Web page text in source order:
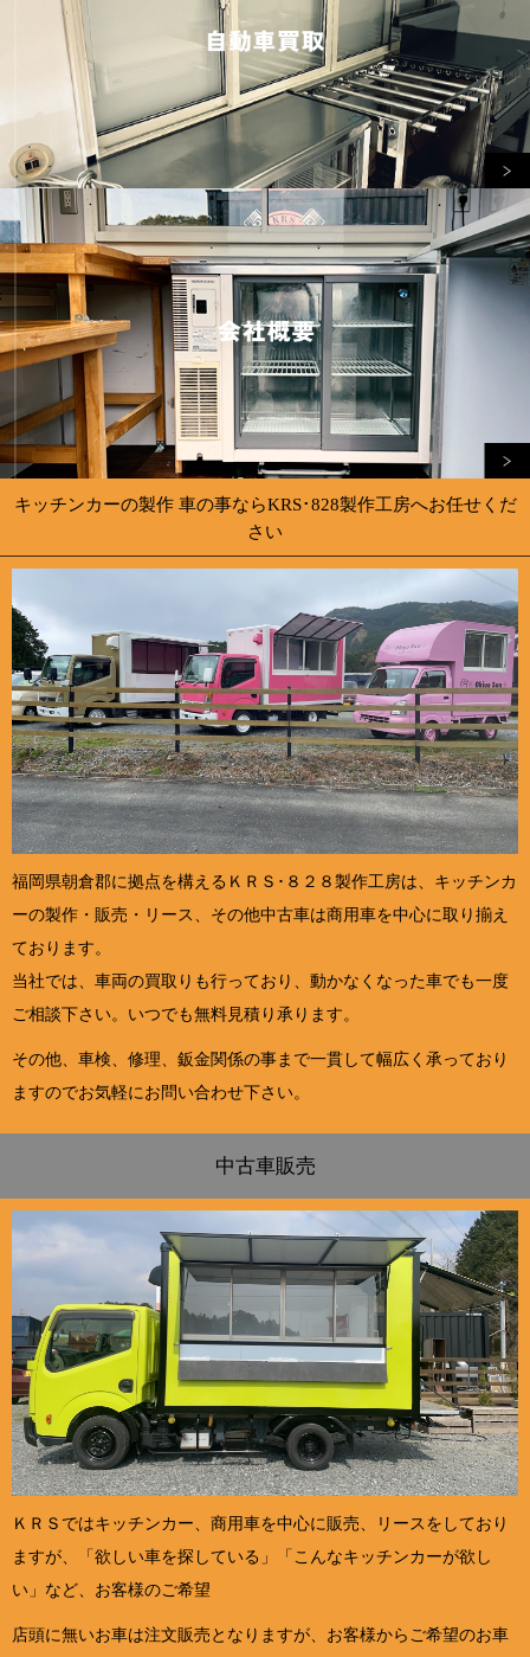
キッチンカーの製作 車の事ならKRS･828製作工房へお任せくだ
さい
福岡県朝倉郡に拠点を構えるＫＲＳ･８２８製作工房は、キッチンカ
ーの製作・販売・リース、その他中古車は商用車を中心に取り揃え
ております。
当社では、車両の買取りも行っており、動かなくなった車でも一度
ご相談下さい。いつでも無料見積り承ります。
その他、車検、修理、鈑金関係の事まで一貫して幅広く承っており
ますのでお気軽にお問い合わせ下さい。
中古車販売
ＫＲＳではキッチンカー、商用車を中心に販売、リースをしており
ますが、「欲しい車を探している」「こんなキッチンカーが欲し
い」など、お客様のご希望
店頭に無いお車は注文販売となりますが、お客様からご希望のお車